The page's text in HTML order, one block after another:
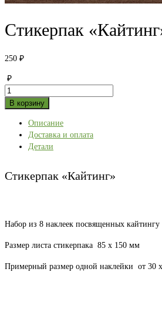
Стикерпак
250 ₽
₽
Количество
товара
«Кайтинг»
В корзину
Описание
Доставка и оплата
Детали
Стикерпак «Кайтинг»
Набор из 8 наклеек посвященных кайтингу
Размер листа стикерпака 85 х 150 мм
Примерный размер одной наклейки от 30